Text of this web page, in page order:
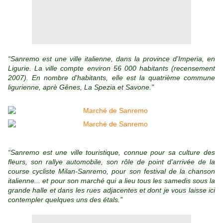
“Sanremo est une ville italienne, dans la province d'Imperia, en
Ligurie. La ville compte environ 56 000 habitants (recensement
2007). En nombre d'habitants, elle est la quatrième commune
ligurienne, aprè Gênes, La Spezia et Savone.”
“Sanremo est une ville touristique, connue pour sa culture des
fleurs, son rallye automobile, son rôle de point d'arrivée de la
course cycliste Milan-Sanremo, pour son festival de la chanson
italienne... et pour son marché qui a lieu tous les samedis sous la
grande halle et dans les rues adjacentes et dont je vous laisse ici
contempler quelques uns des étals.”